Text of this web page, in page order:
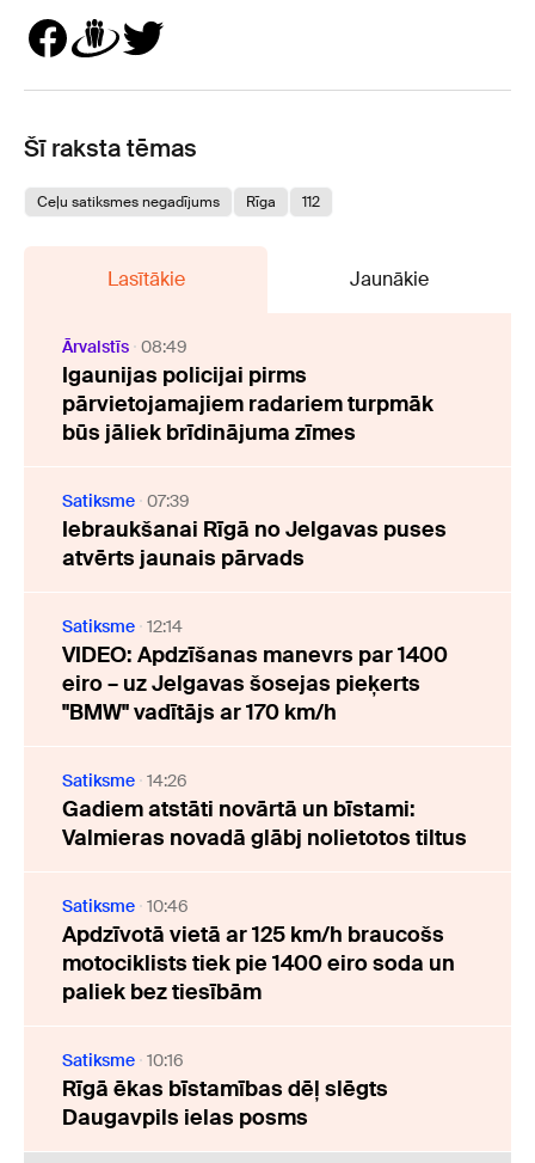
Šī raksta tēmas
Ceļu satiksmes negadījums Rīga 112
Lasītākie Jaunākie
Ārvalstīs 08:49
Igaunijas policijai pirms
pārvietojamajiem radariem turpmāk
būs jāliek brīdinājuma zīmes
Satiksme 07:39
Iebraukšanai Rīgā no Jelgavas puses
atvērts jaunais pārvads
Satiksme 12:14
VIDEO: Apdzīšanas manevrs par 1400
eiro – uz Jelgavas šosejas pieķerts
"BMW" vadītājs ar 170 km/h
Satiksme 14:26
Gadiem atstāti novārtā un bīstami:
Valmieras novadā glābj nolietotos tiltus
Satiksme 10:46
Apdzīvotā vietā ar 125 km/h braucošs
motociklists tiek pie 1400 eiro soda un
paliek bez tiesībām
Satiksme 10:16
Rīgā ēkas bīstamības dēļ slēgts
Daugavpils ielas posms